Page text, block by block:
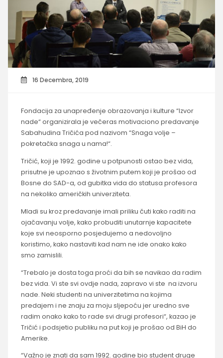
16 Decembra, 2019
Fondacija za unapređenje obrazovanja i kulture “Izvor
nade“ organizirala je večeras motivaciono predavanje
Sabahudina Tričića pod nazivom “Snaga volje –
pokretačka snaga u nama!“.
Tričić, koji je 1992. godine u potpunosti ostao bez vida,
prisutne je upoznao s životnim putem koji je prošao od
Bosne do SAD-a, od gubitka vida do statusa profesora
na nekoliko američkih univerziteta.
Mladi su kroz predavanje imali priliku čuti kako raditi na
ojačavanju volje, kako probuditi unutarnje kapacitete
koje svi neosporno posjedujemo a nedovoljno
koristimo, kako nastaviti kad nam ne ide onako kako
smo zamislili.
“Trebalo je dosta toga proći da bih se navikao da radim
bez vida. Vi ste svi ovdje nada, zapravo vi ste na izvoru
nade. Neki studenti na univerzitetima na kojima
predajem i ne znaju za moju sljepoću jer uredno sve
radim onako kako to rade svi drugi profesori“, kazao je
Tričić i podsjetio publiku na put koji je prošao od BiH do
Amerike.
“Važno je znati da sam 1992. godine bio student druge